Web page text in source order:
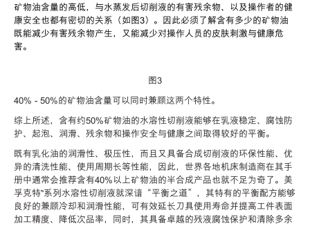
矿物油含量的高低，与水蒸发后切削液的有害残余物、以及操作者的健
康安全也都有密切的关系（如图3）。因此必须了解含有多少的矿物油
既能减少有害残余物产生，又能减少对操作人员的皮肤刺激与健康危
害。
图3
40% - 50%的矿物油含量可以同时兼顾这两个特性。
综上所述，含有约50%矿物油的水溶性切削液能够在乳液稳定、腐蚀防
护、起泡、润滑、残余物和操作安全与健康之间取得较好的平衡。
既有乳化油的润滑性、极压性，而且又具备合成切削液的环保性能、优
异的清洗性能、使用周期长等性能，因此，世界各地机床制造商在其手
册中通常会推荐含有40% 以上矿物油的半合成产品也就不足为奇了。美
孚克特™系列水溶性切削液就深谙 “平衡之道” ，其特有的平衡配方能够
良好的兼顾冷却和润滑性能，可有效延长刀具使用寿命并提高工件表面
加工精度、降低次品率，同时，其具备卓越的残液腐蚀保护和清除多余